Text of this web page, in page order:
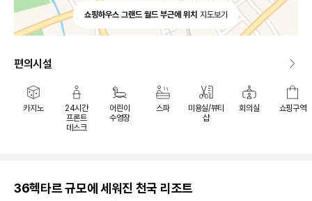
쇼핑하우스 그랜드 월드 부근에 위치 지도보기
편의시설
카지노
24시간
프론트
데스크
어린이
수영장
스파
미용실/뷰티
샵
회의실 쇼핑구역
36헥타르 규모에 세워진 천국 리조트